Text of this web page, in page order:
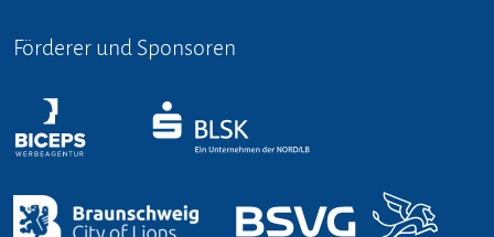
Förderer und Sponsoren